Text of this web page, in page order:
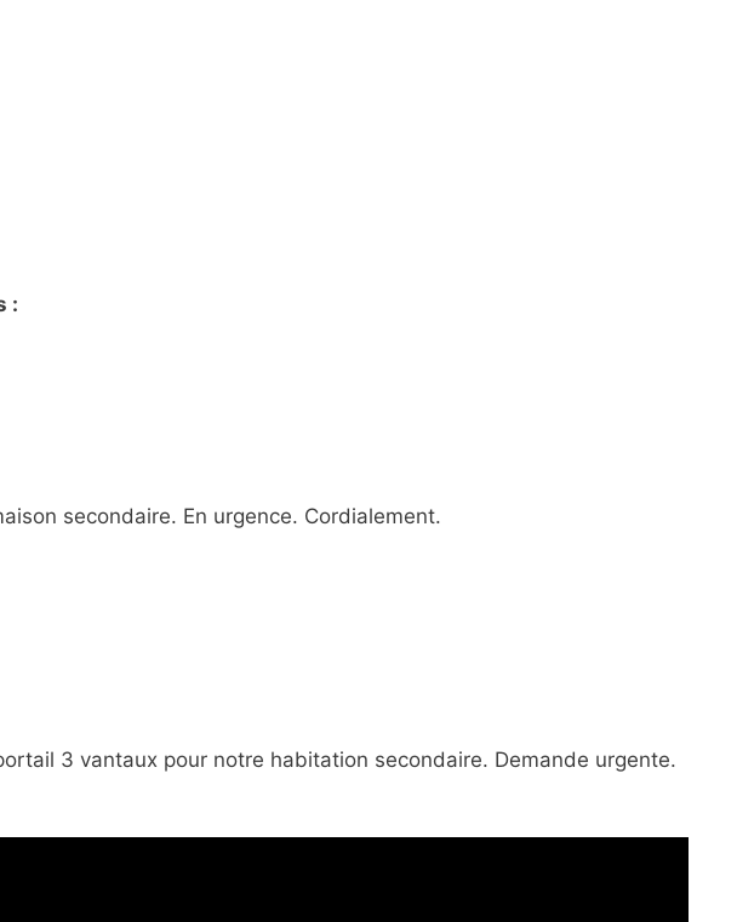
:
secondaire. En urgence. Cordialement.
3 vantaux pour notre habitation secondaire. Demande urgente.